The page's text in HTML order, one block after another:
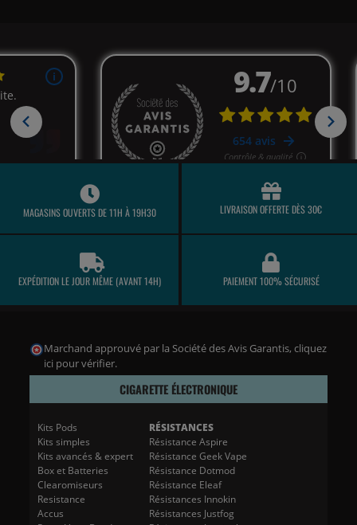
(2 avis)
MAGASINS OUVERTS DE 11H À 19H30 LIVRAISON OFFERTE DÈS 30€
EXPÉDITION LE JOUR MÊME (AVANT 14H) PAIEMENT 100% SÉCURISÉ
Marchand approuvé par la Société des Avis Garantis, cliquez
ici pour vérifier.
CIGARETTE ÉLECTRONIQUE
Kits Pods
Kits simples
Kits avancés & expert
Box et Batteries
Clearomiseurs
Resistance
Accus
RÉSISTANCES
Résistance Aspire
Résistance Geek Vape
Résistance Dotmod
Résistance Eleaf
Résistances Innokin
Résistances Justfog